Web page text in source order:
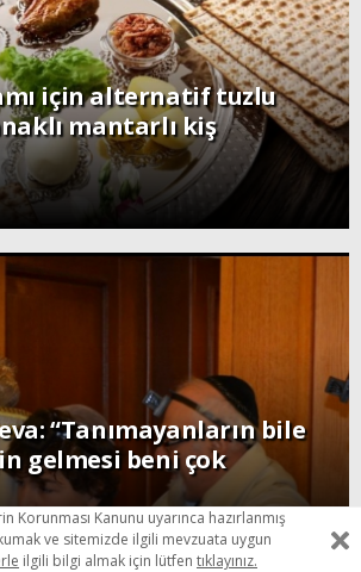
için alternatif tuzlu
mantarlı kiş
“Tanımayanların bile
gelmesi beni çok
Korunması Kanunu uyarınca hazırlanmış
ve sitemizde ilgili mevzuata uygun
ilgili bilgi almak için lütfen tıklayınız.